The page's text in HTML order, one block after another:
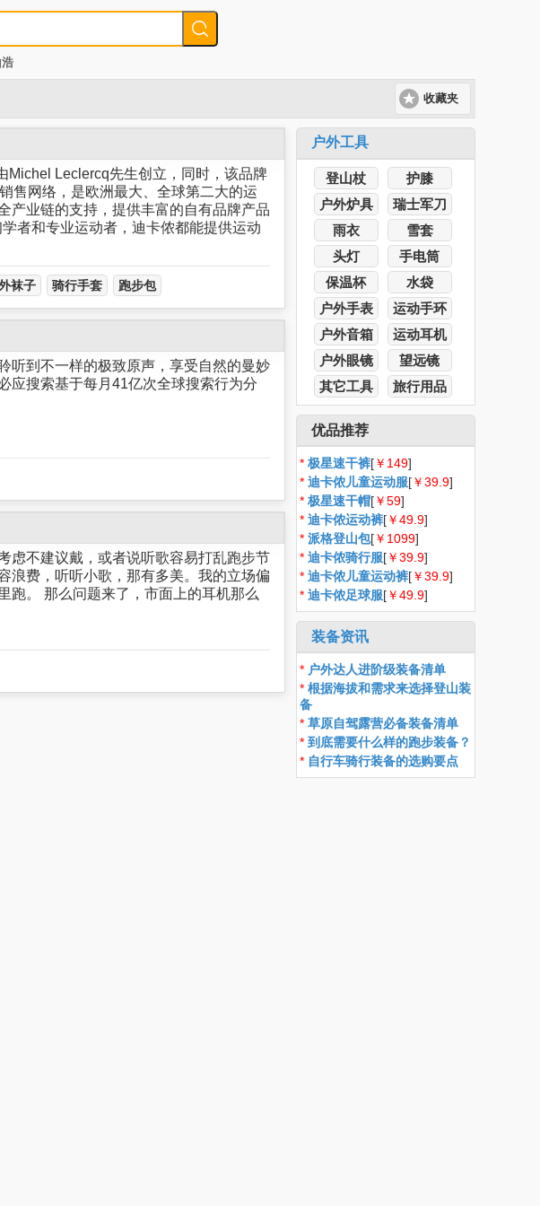
浩
收藏夹
Michel Leclercq先生创立，同时，该品牌
售网络，是欧洲最大、全球第二大的运
产业链的支持，提供丰富的自有品牌产品
者和专业运动者，迪卡侬都能提供运动
袜子 骑行手套 跑步包
听到不一样的极致原声，享受自然的曼妙
应搜索基于每月41亿次全球搜索行为分
虑不建议戴，或者说听歌容易打乱跑步节
浪费，听听小歌，那有多美。我的立场偏
跑。 那么问题来了，市面上的耳机那么
户外工具
登山杖
护膝
户外炉具
瑞士军刀
雨衣
雪套
头灯
手电筒
保温杯
水袋
户外手表
运动手环
户外音箱
运动耳机
户外眼镜
望远镜
其它工具
旅行用品
优品推荐
* 极星速干裤[￥149]
* 迪卡侬儿童运动服[￥39.9]
* 极星速干帽[￥59]
* 迪卡侬运动裤[￥49.9]
* 派格登山包[￥1099]
* 迪卡侬骑行服[￥39.9]
* 迪卡侬儿童运动裤[￥39.9]
* 迪卡侬足球服[￥49.9]
装备资讯
* 户外达人进阶级装备清单
* 根据海拔和需求来选择登山装
备
* 草原自驾露营必备装备清单
* 到底需要什么样的跑步装备？
* 自行车骑行装备的选购要点